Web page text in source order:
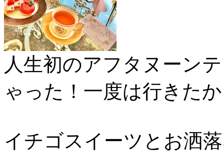
人生初のアフタヌーン
ゃった！一度は行きた
イチゴスイーツとお洒